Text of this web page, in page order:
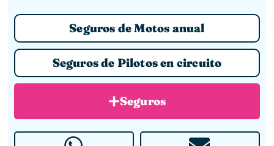
Seguros de Motos anual
Seguros de Pilotos en circuito
Seguros